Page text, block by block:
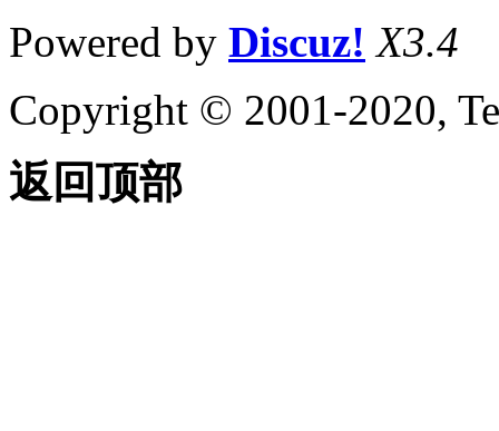
Powered by Discuz! X3.4
Copyright © 2001-2020,
返回顶部